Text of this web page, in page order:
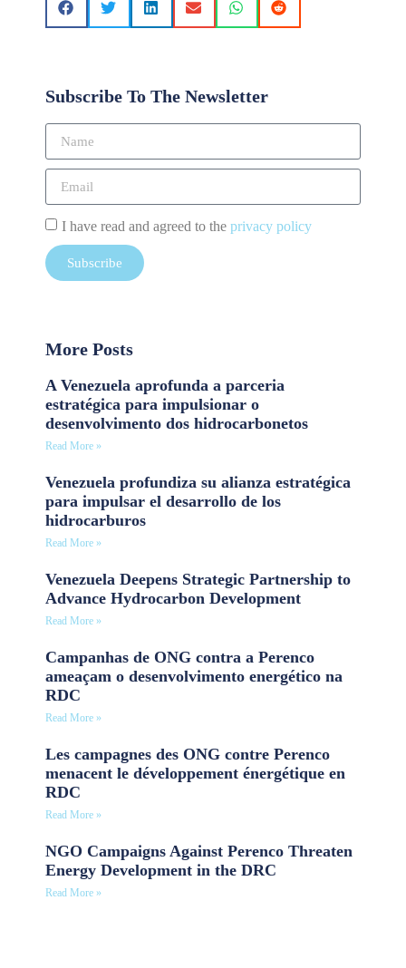
Subscribe To The Newsletter
I have read and agreed to the privacy policy
Subscribe
More Posts
A Venezuela aprofunda a parceria
estratégica para impulsionar o
desenvolvimento dos hidrocarbonetos
Read More »
Venezuela profundiza su alianza estratégica
para impulsar el desarrollo de los
hidrocarburos
Read More »
Venezuela Deepens Strategic Partnership to
Advance Hydrocarbon Development
Read More »
Campanhas de ONG contra a Perenco
ameaçam o desenvolvimento energético na
RDC
Read More »
Les campagnes des ONG contre Perenco
menacent le développement énergétique en
RDC
Read More »
NGO Campaigns Against Perenco Threaten
Energy Development in the DRC
Read More »